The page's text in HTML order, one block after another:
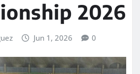
2026
Jun 1, 2026 0